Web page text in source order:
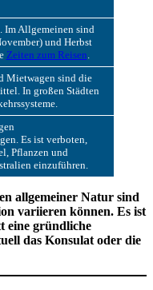
Im Allgemeinen sind
und Herbst
Zeiten zum Reisen
Mietwagen sind die
In großen Städten
Es ist verboten,
Pflanzen und
einzuführen.
allgemeiner Natur sind
variieren können. Es ist
eine gründliche
das Konsulat oder die